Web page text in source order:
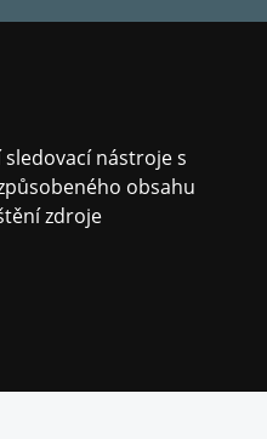
nástroje s
obsahu
zdroje